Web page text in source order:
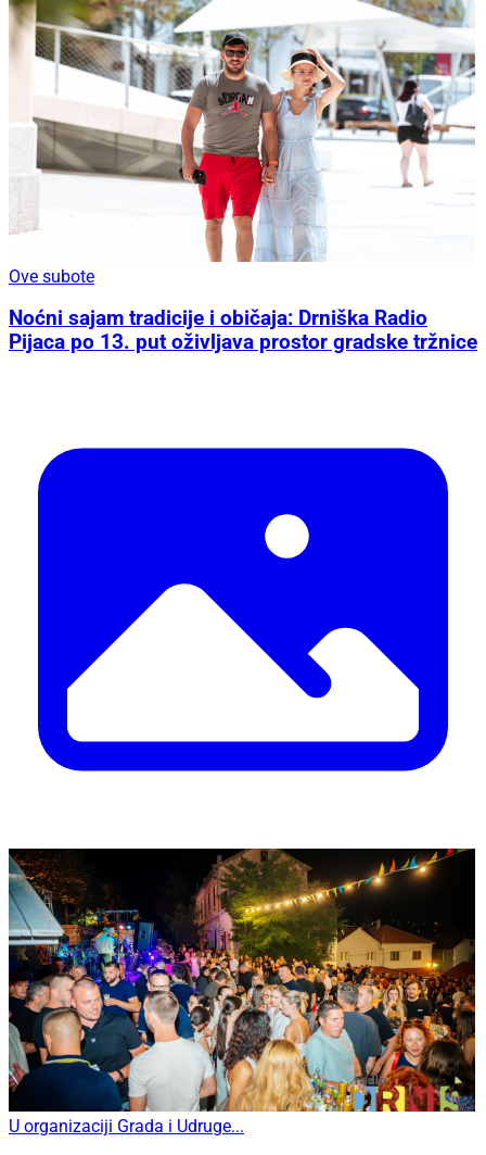
Ove subote
Noćni sajam tradicije i običaja: Drniška Radio
Pijaca po 13. put oživljava prostor gradske tržnice
U organizaciji Grada i Udruge...